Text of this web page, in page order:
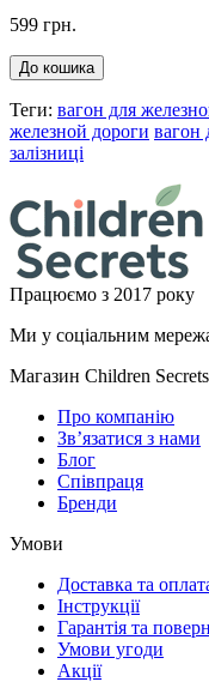
599 грн.
До кошика
Теги: вагон для
железной дороги вагон
залізниці
Працюємо з 2017 року
Ми у соціальним
Магазин Children Secrets
Про компанію
Зв’язатися з нами
Блог
Співпраця
Бренди
Умови
Доставка та
Інструкції
Гарантія та
Умови угоди
Акції